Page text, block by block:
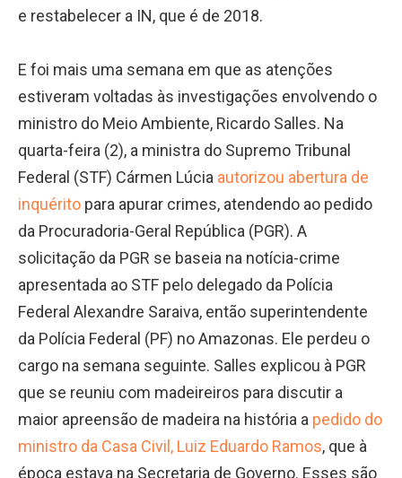
e restabelecer a IN, que é de 2018.
E foi mais uma semana em que as atenções
estiveram voltadas às investigações envolvendo o
ministro do Meio Ambiente, Ricardo Salles. Na
quarta-feira (2), a ministra do Supremo Tribunal
Federal (STF) Cármen Lúcia autorizou abertura de
inquérito para apurar crimes, atendendo ao pedido
da Procuradoria-Geral República (PGR). A
solicitação da PGR se baseia na notícia-crime
apresentada ao STF pelo delegado da Polícia
Federal Alexandre Saraiva, então superintendente
da Polícia Federal (PF) no Amazonas. Ele perdeu o
cargo na semana seguinte. Salles explicou à PGR
que se reuniu com madeireiros para discutir a
maior apreensão de madeira na história a pedido do
ministro da Casa Civil, Luiz Eduardo Ramos, que à
época estava na Secretaria de Governo. Esses são